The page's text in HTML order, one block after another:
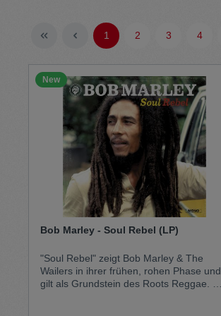
Hats
Socken
Schmuck
1 2 3 4
New
Bob Marley - Soul Rebel (LP)
"Soul Rebel" zeigt Bob Marley & The
Wailers in ihrer frühen, rohen Phase und
gilt als Grundstein des Roots Reggae. Mit